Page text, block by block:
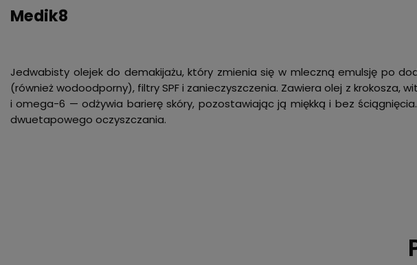
Medik8
Jedwabisty olejek do demakijażu, który zmienia się w mleczną emulsję po
(również wodoodporny), filtry SPF i zanieczyszczenia. Zawiera olej z krokosza,
i omega-6 — odżywia barierę skóry, pozostawiając ją miękką i bez
dwuetapowego oczyszczania.